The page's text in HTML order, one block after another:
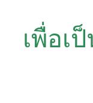
เพื่อเ